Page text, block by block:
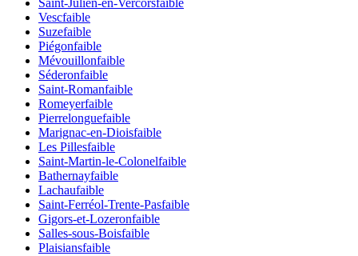
Saint-Julien-en-Vercorsfaible
Vescfaible
Suzefaible
Piégonfaible
Mévouillonfaible
Séderonfaible
Saint-Romanfaible
Romeyerfaible
Pierrelonguefaible
Marignac-en-Dioisfaible
Les Pillesfaible
Saint-Martin-le-Colonelfaible
Bathernayfaible
Lachaufaible
Saint-Ferréol-Trente-Pasfaible
Gigors-et-Lozeronfaible
Salles-sous-Boisfaible
Plaisiansfaible